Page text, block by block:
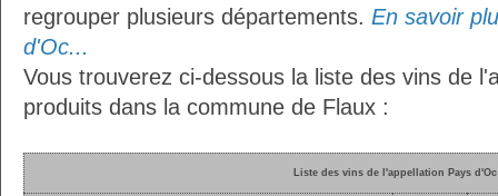
regrouper plusieurs départements. En savoir
d'Oc...
Vous trouverez ci-dessous la liste des vins de
produits dans la commune de Flaux :
Liste des vins de l'appellation Pays d'Oc